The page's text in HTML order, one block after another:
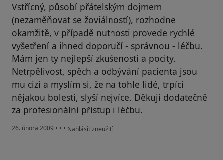
Vstřícný, působí přátelským dojmem
(nezaměňovat se žoviálností), rozhodne
okamžitě, v případě nutnosti provede rychlé
vyšetření a ihned doporučí - správnou - léčbu.
Mám jen ty nejlepší zkušenosti a pocity.
Netrpělivost, spěch a odbývání pacienta jsou
mu cizí a myslím si, že na tohle lidé, trpící
nějakou bolestí, slyší nejvíce. Děkuji dodatečně
za profesionální přístup i léčbu.
26. února 2009 • • • podle názoru uživatele T.N., Ostrava
Nahlásit zneužití